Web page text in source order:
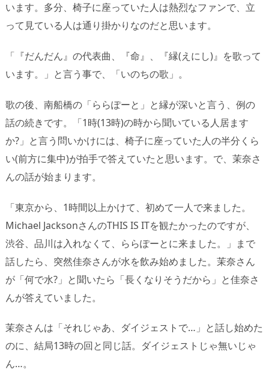
います。多分、椅子に座っていた人は熱烈なファンで、立
って見ている人は通り掛かりなのだと思います。
「『だんだん』の代表曲、『命』、『縁(えにし)』を歌って
います。」と言う事で、「いのちの歌」。
歌の後、南船橋の「ららぽーと」と縁が深いと言う、例の
話の続きです。「1時(13時)の時から聞いている人居ます
か?」と言う問いかけには、椅子に座っていた人の半分くら
い(前方に集中)が拍手で答えていたと思います。で、茉奈さ
んの話が始まります。
「東京から、1時間以上かけて、初めて一人で来ました。
Michael JacksonさんのTHIS IS ITを観たかったのですが、
渋谷、品川は入れなくて、ららぽーとに来ました。」まで
話したら、突然佳奈さんが水を飲み始めました。茉奈さん
が「何で水?」と聞いたら「長くなりそうだから」と佳奈さ
んが答えていました。
茉奈さんは「それじゃあ、ダイジェストで…」と話し始めた
のに、結局13時の回と同じ話。ダイジェストじゃ無いじゃ
ん…。